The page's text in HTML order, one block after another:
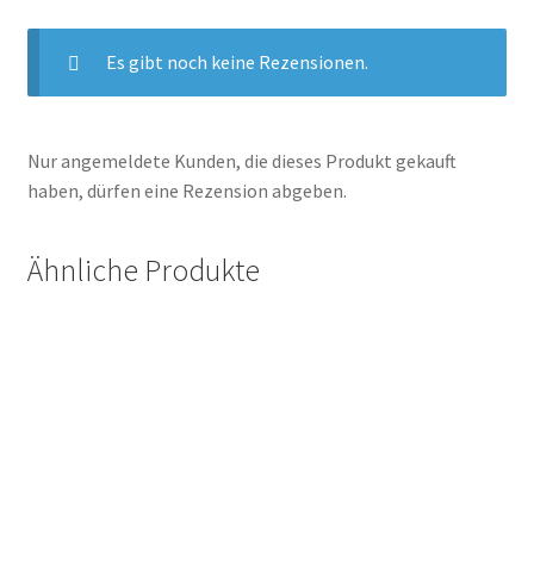
Es gibt noch keine Rezensionen.
Nur angemeldete Kunden, die dieses Produkt gekauft
haben, dürfen eine Rezension abgeben.
Ähnliche Produkte